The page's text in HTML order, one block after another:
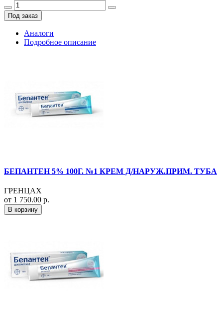
Под заказ
Аналоги
Подробное описание
БЕПАНТЕН 5% 100Г. №1 КРЕМ Д/НАРУЖ.ПРИМ. ТУБА
ГРЕНЦАХ
от 1 750.00 р.
В корзину